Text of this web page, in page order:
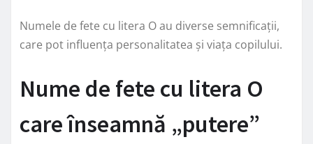
Numele de fete cu litera O au diverse semnificații,
care pot influența personalitatea și viața copilului.
Nume de fete cu litera O
care înseamnă „putere”